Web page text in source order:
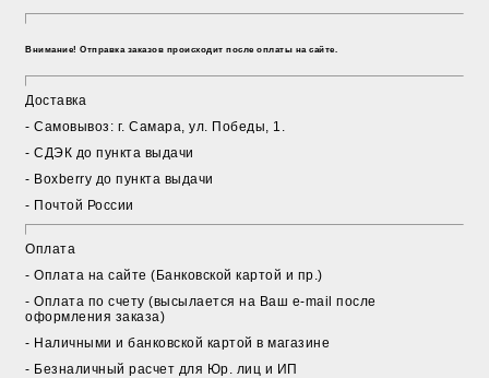
Внимание! Отправка заказов происходит после оплаты на сайте.
Доставка
- Cамовывоз: г. Самара, ул. Победы, 1.
- СДЭК до пункта выдачи
- Boxberry до пункта выдачи
- Почтой России
Оплата
- Оплата на сайте (Банковской картой и пр.)
- Оплата по счету (высылается на Ваш e-mail после
оформления заказа)
- Наличными и банковской картой в магазине
- Безналичный расчет для Юр. лиц и ИП